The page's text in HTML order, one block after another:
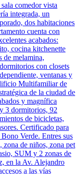
comedor vista
integrada, un
dos habitaciones
cuenta con
acabados:
cocina kitchenette
de melamina,
con closets
ventanas y
Multifamiliar de
de la ciudad de
y magnífica
3 dormitorios, 92
de bicicletas,
Certificado para
Verde. Entres sus
zona de niños, zona pet
SUM y 2 zonas de
en la Av. Alejandro
a las vías